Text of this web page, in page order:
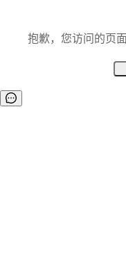
抱歉，您访问的页